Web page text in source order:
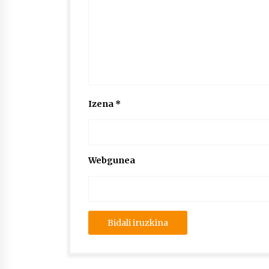
Izena *
Webgunea